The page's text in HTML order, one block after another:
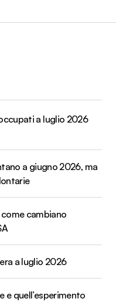
a luglio 2026
a giugno 2026, ma
cambiano
a luglio 2026
e quell’esperimento